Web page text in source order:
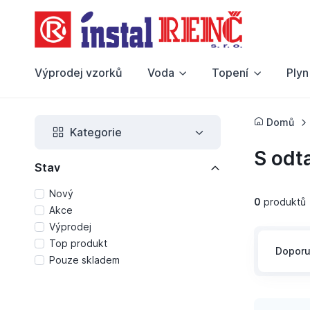
Výprodej vzorků Voda Topení Plyn
Kategorie
Stav
Nový
Akce
Výprodej
Top produkt
Pouze skladem
Domů
S
0 produktů